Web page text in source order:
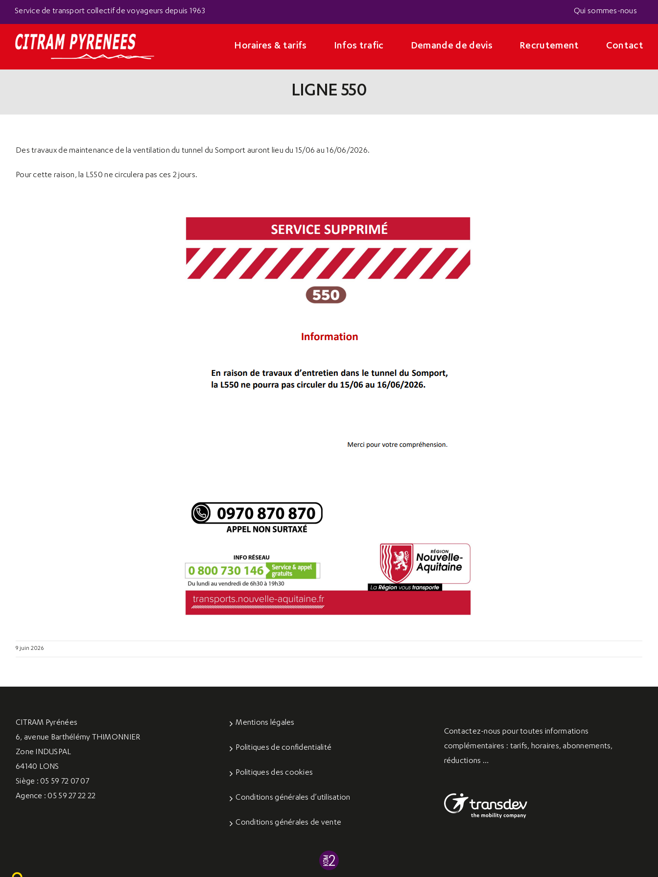
Passer
contenu
Service de transport collectif de voyageurs depuis 1963 Qui sommes-nous
Horaires & tarifs Infos trafic Demande de devis Recrutement Contact
LIGNE 550
Des travaux de maintenance de la ventilation du tunnel du Somport auront lieu du 15/06 au 16/06/2026.
Pour cette raison, la L550 ne circulera pas ces 2 jours.
9 juin 2026
CITRAM Pyrénées
6, avenue Barthélémy THIMONNIER
Zone INDUSPAL
64140 LONS
Siège : 05 59 72 07 07
Agence : 05 59 27 22 22
Mentions légales
Politiques de confidentialité
Politiques des cookies
Conditions générales d’utilisation
Conditions générales de vente
Contactez-nous pour toutes informations
complémentaires : tarifs, horaires, abonnements,
réductions …
Panneau de gestion des cookies